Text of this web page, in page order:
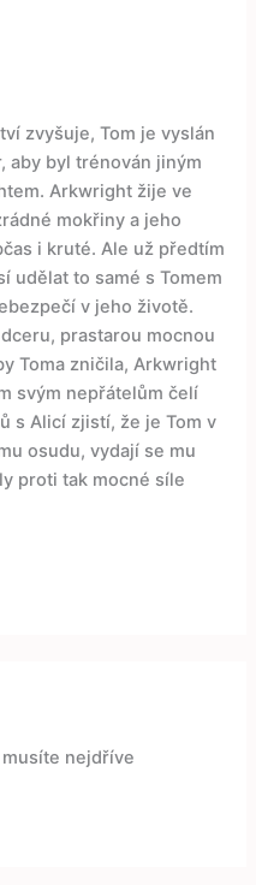
zvyšuje, Tom je vyslán
aby byl trénován jiným
Arkwright žije ve
mokřiny a jeho
i kruté. Ale už předtím
udělat to samé s Tomem
v jeho životě.
prastarou mocnou
Toma zničila, Arkwright
svým nepřátelům čelí
s Alicí zjistí, že je Tom v
osudu, vydají se mu
proti tak mocné síle
nejdříve